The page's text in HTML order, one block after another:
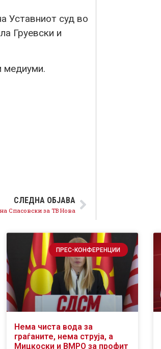
Уставниот суд во
Груевски и
медиуми.
СЛЕДНА ОБЈАВА
Спасовски за ТВ Нова
ПРЕС-КОНФЕРЕНЦИИ
Нема чиста вода за
граѓаните, нема струја, а
Мицкоски и ВМРО за профит